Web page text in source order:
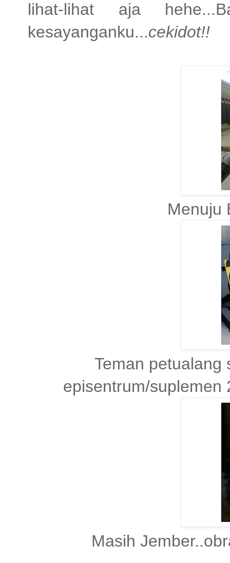
lihat-lihat aja
kesayanganku...cekidot!!
Menuju
Teman petualang
episentrum/suplemen
Masih